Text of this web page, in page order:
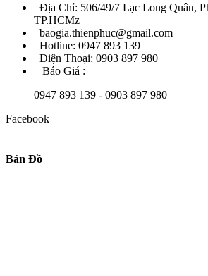
Địa Chỉ: 506/49/7 Lạc Long Quân,
TP.HCMz
baogia.thienphuc@gmail.com
Hotline: 0947 893 139
Điện Thoại: 0903 897 980
Báo Giá :
0947 893 139 - 0903 897 980
Facebook
Bản Đồ